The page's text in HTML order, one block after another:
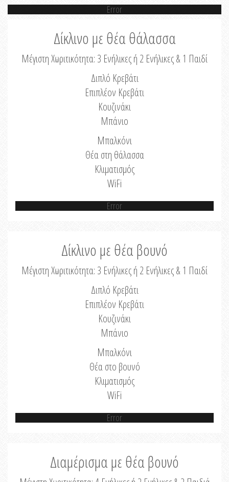
Error
Δίκλινο με θέα θάλασσα
Μέγιστη Χωριτικότητα: 3 Ενήλικες ή 2 Ενήλικες & 1 Παιδί
Διπλό Κρεβάτι
Επιπλέον Κρεβάτι
Κουζινάκι
Μπάνιο
Μπαλκόνι
Θέα στη θάλασσα
Κλιματισμός
WiFi
Error
Δίκλινο με θέα βουνό
Μέγιστη Χωριτικότητα: 3 Ενήλικες ή 2 Ενήλικες & 1 Παιδί
Διπλό Κρεβάτι
Επιπλέον Κρεβάτι
Κουζινάκι
Μπάνιο
Μπαλκόνι
Θέα στο βουνό
Κλιματισμός
WiFi
Error
Διαμέρισμα με θέα βουνό